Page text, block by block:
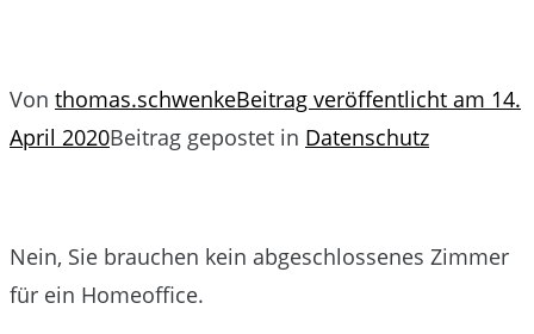
Von thomas.schwenkeBeitrag veröffentlicht am 14.
April 2020Beitrag gepostet in Datenschutz
Nein, Sie brauchen kein abgeschlossenes Zimmer
für ein Homeoffice.